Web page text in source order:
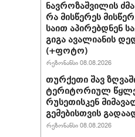
ნავროზაშვილის ძმა
რა მისწერეს
საით აპირებდნენ
გიგა ავალიანის
(+ფოტო)
რეზონანსი 08.08.2026
თურქეთი შავ
ტერიტორიულ
რუსეთისკენ
გემებისთვის
რეზონანსი 08.08.2026